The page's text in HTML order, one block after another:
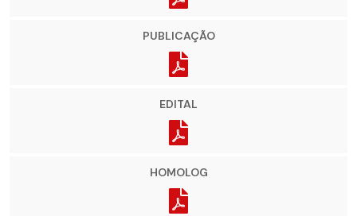
PUBLICAÇÃO
EDITAL
HOMOLOG